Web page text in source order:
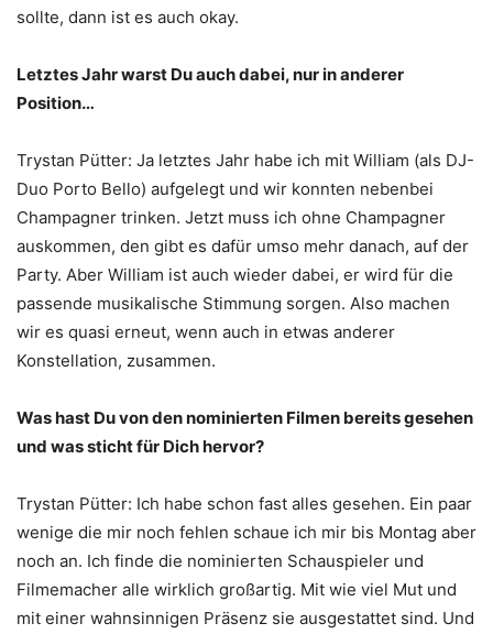
sollte, dann ist es auch okay.
Letztes Jahr warst Du auch dabei, nur in anderer
Position…
Trystan Pütter: Ja letztes Jahr habe ich mit William (als DJ-
Duo Porto Bello) aufgelegt und wir konnten nebenbei
Champagner trinken. Jetzt muss ich ohne Champagner
auskommen, den gibt es dafür umso mehr danach, auf der
Party. Aber William ist auch wieder dabei, er wird für die
passende musikalische Stimmung sorgen. Also machen
wir es quasi erneut, wenn auch in etwas anderer
Konstellation, zusammen.
Was hast Du von den nominierten Filmen bereits gesehen
und was sticht für Dich hervor?
Trystan Pütter: Ich habe schon fast alles gesehen. Ein paar
wenige die mir noch fehlen schaue ich mir bis Montag aber
noch an. Ich finde die nominierten Schauspieler und
Filmemacher alle wirklich großartig. Mit wie viel Mut und
mit einer wahnsinnigen Präsenz sie ausgestattet sind. Und